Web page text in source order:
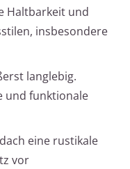
Haltbarkeit und
insbesondere
langlebig.
und funktionale
eine rustikale
vor